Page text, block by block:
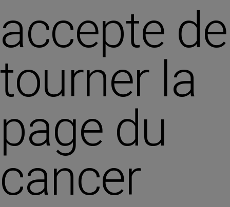
accepte de
tourner la
page du
cancer